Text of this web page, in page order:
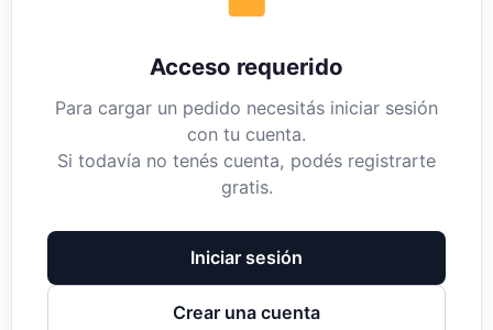
Acceso requerido
Para cargar un pedido necesitás iniciar sesión
con tu cuenta.
Si todavía no tenés cuenta, podés registrarte
gratis.
Iniciar sesión
Crear una cuenta